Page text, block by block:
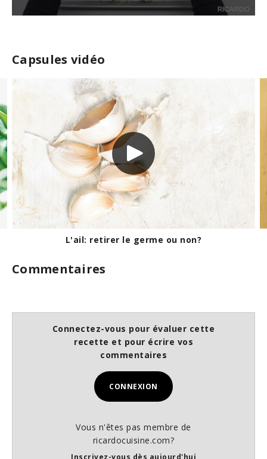
Capsules vidéo
L'ail: retirer le germe ou non?
o
n
s
n
u
t
e
,
3
s
e
c
s
Commentaires
Connectez-vous pour évaluer cette
recette et pour écrire vos
commentaires
CONNEXION
Vous n'êtes pas membre de
ricardocuisine.com?